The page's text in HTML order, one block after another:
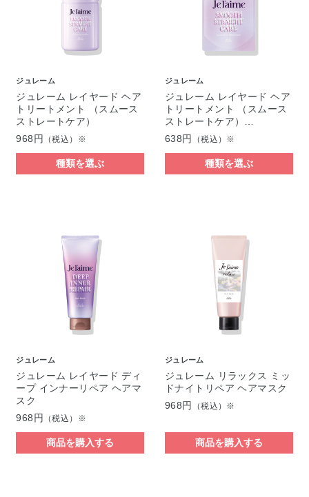
ジュレーム
ジュレーム レイヤード ヘア
トリートメント （スムース
ストレートケア）
968円
（税込）※
種類を選ぶ
ジュレーム
ジュレーム レイヤード ヘア
トリートメント （スムース
ストレートケア）…
638円
（税込）※
種類を選ぶ
ジュレーム
ジュレーム レイヤード ディ
ープ インナーリペア ヘアマ
スク
968円
（税込）※
商品を購入する
ジュレーム
ジュレーム リラックス ミッ
ドナイトリペア ヘアマスク
968円
（税込）※
商品を購入する